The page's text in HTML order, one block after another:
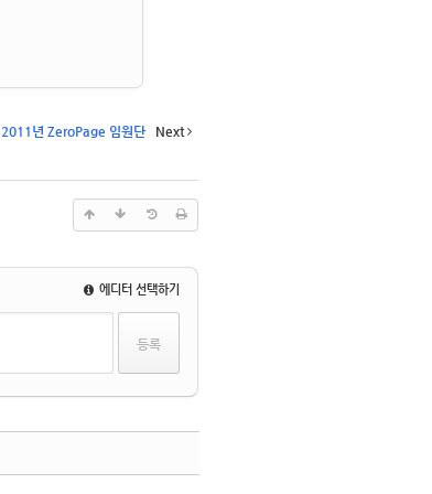
2011년 ZeroPage 임원단 Next
에디터 선택하기